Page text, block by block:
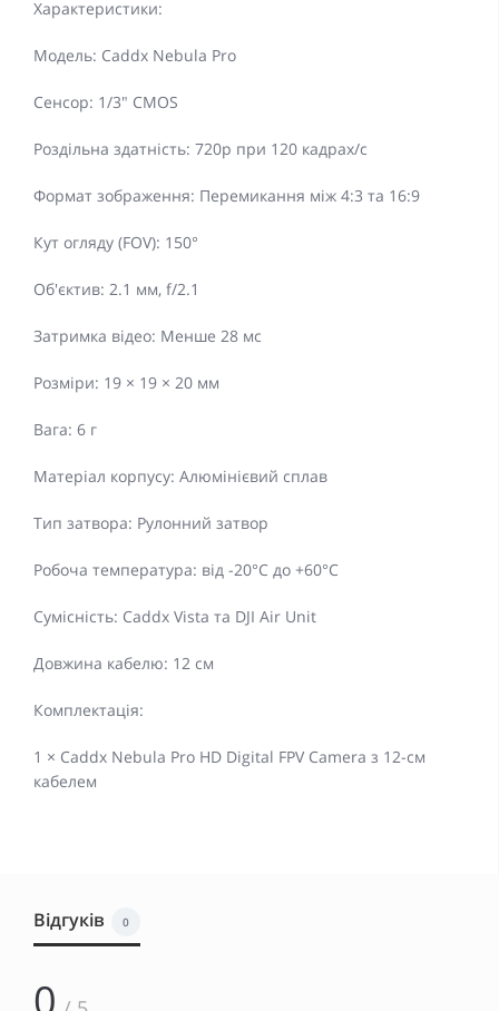
Характеристики:
Модель: Caddx Nebula Pro
Сенсор: 1/3" CMOS
Роздільна здатність: 720p при 120 кадрах/с
Формат зображення: Перемикання між 4:3 та 16:9
Кут огляду (FOV): 150°
Об'єктив: 2.1 мм, f/2.1
Затримка відео: Менше 28 мс
Розміри: 19 × 19 × 20 мм
Вага: 6 г
Матеріал корпусу: Алюмінієвий сплав
Тип затвора: Рулонний затвор
Робоча температура: від -20°C до +60°C
Сумісність: Caddx Vista та DJI Air Unit
Довжина кабелю: 12 см
Комплектація:
1 × Caddx Nebula Pro HD Digital FPV Camera з 12-см
кабелем
Відгуків 0